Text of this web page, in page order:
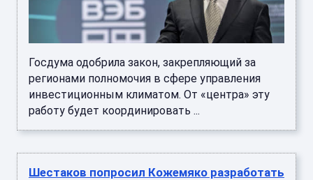
Госдума одобрила закон, закрепляющий за
регионами полномочия в сфере управления
инвестиционным климатом. От «центра» эту
работу будет координировать ...
Шестаков попросил Кожемяко разработать